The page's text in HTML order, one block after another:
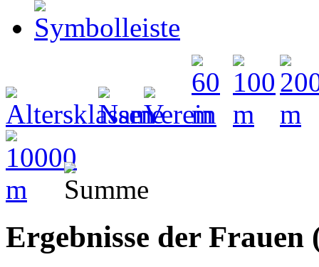
Ergebnisse der Frauen